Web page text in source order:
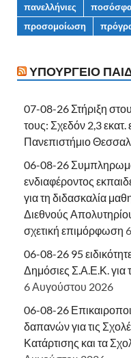
πανελλήνιες
προσομοίωση
ΥΠΟΥΡΓΕΊΟ
07-08-26 Στήριξη
τους: Σχεδόν 2,3 εκατ.
Πανεπιστήμιο
06-08-26
ενδιαφέροντος
για τη διδασκαλία
Διεθνούς
σχετική επιμόρφωση
06-08-26 95
Δημόσιες Σ.Α.Ε.Κ. για
6 Αυγούστου 2026
06-08-26
δαπανών για τις
Κατάρτισης και τα